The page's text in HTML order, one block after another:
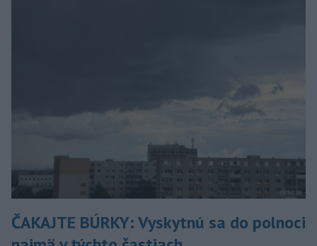
ČAKAJTE BÚRKY: Vyskytnú sa do polnoci